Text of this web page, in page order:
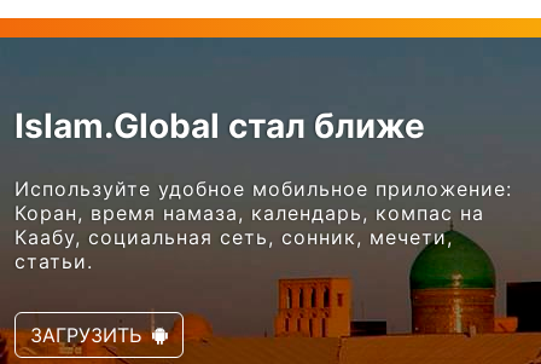
Islam.Global стал ближе
Используйте удобное мобильное приложение:
Коран, время намаза, календарь, компас на
Каабу, социальная сеть, сонник, мечети,
статьи.
ЗАГРУЗИТЬ